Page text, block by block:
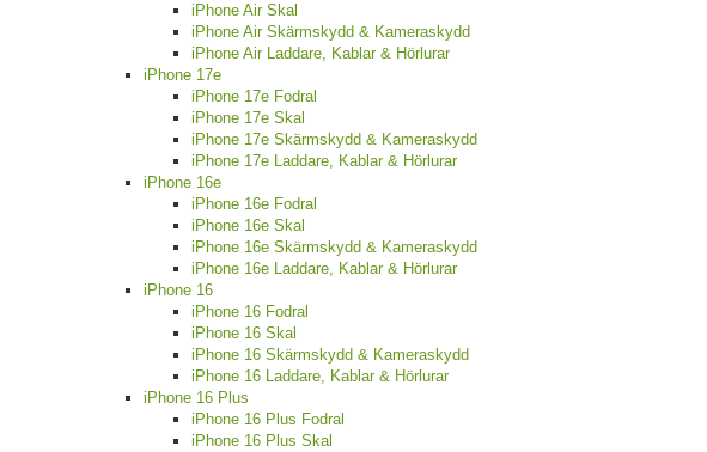
iPhone Air Skal
iPhone Air Skärmskydd & Kameraskydd
iPhone Air Laddare, Kablar & Hörlurar
iPhone 17e
iPhone 17e Fodral
iPhone 17e Skal
iPhone 17e Skärmskydd & Kameraskydd
iPhone 17e Laddare, Kablar & Hörlurar
iPhone 16e
iPhone 16e Fodral
iPhone 16e Skal
iPhone 16e Skärmskydd & Kameraskydd
iPhone 16e Laddare, Kablar & Hörlurar
iPhone 16
iPhone 16 Fodral
iPhone 16 Skal
iPhone 16 Skärmskydd & Kameraskydd
iPhone 16 Laddare, Kablar & Hörlurar
iPhone 16 Plus
iPhone 16 Plus Fodral
iPhone 16 Plus Skal